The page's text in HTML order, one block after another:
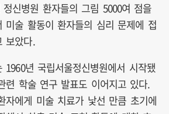
신병원 환자들의 그림 5000여 점을
미술 활동이 환자들의 심리 문제에 접
보았다.
년 국립서울정신병원에서 시작됐
련 학술 연구 발표도 이어지고 있다.
자에게 미술 치료가 낯선 만큼 초기에